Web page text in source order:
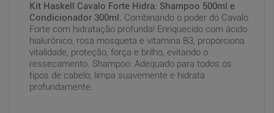
Kit Haskell Cavalo Forte Hidra: Shampoo 500ml e
Condicionador 300ml. Combinando o poder do Cavalo
Forte com hidratação profunda! Enriquecido com ácido
hialurônico, rosa mosqueta e vitamina B3, proporciona
vitalidade, proteção, força e brilho, evitando o
ressecamento. Shampoo: Adequado para todos os
tipos de cabelo, limpa suavemente e hidrata
profundamente.